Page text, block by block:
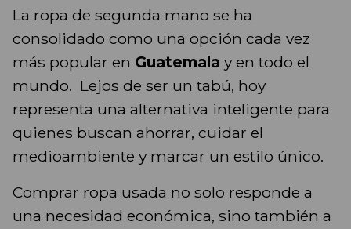
La ropa de segunda mano se ha
consolidado como una opción cada vez
más popular en Guatemala y en todo el
mundo. Lejos de ser un tabú, hoy
representa una alternativa inteligente para
quienes buscan ahorrar, cuidar el
medioambiente y marcar un estilo único.
Comprar ropa usada no solo responde a
una necesidad económica, sino también a